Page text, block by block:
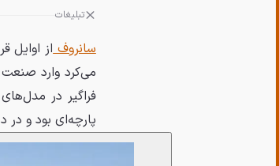
تبلیغات
سانروفاز اوایل
می‌کرد وارد
فراگیر در
پارچه‌ای بود و